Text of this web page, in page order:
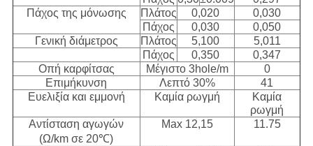
Πάχος της μόνωσης
Πλάτος 0,020
0,030
Πάχος
0,030
0,050
Γενική διάμετρος
Πλάτος 5,100
5,011
Πάχος
0,350
0,347
Οπή καρφίτσας
Μέγιστο 3hole/m
0
Επιμήκυνση
Λεπτό 30%
41
Ευελιξία και εμμονή
Καμία ρωγμή
Καμία
ρωγμή
Αντίσταση αγωγών
(Ω/km σε 20℃)
Max 12,15 11.75